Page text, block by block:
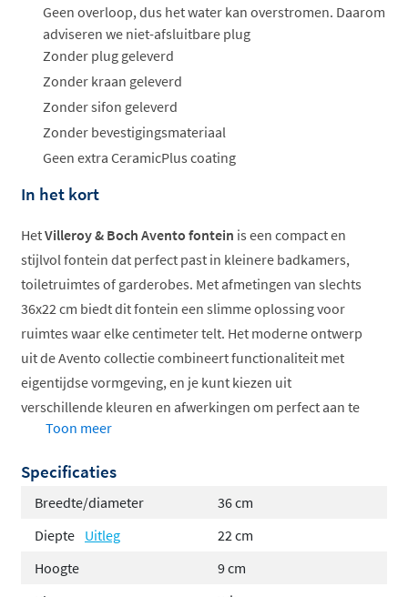
Geen overloop, dus het water kan overstromen. Daarom
adviseren we niet-afsluitbare plug
Zonder plug geleverd
Zonder kraan geleverd
Zonder sifon geleverd
Zonder bevestigingsmateriaal
Geen extra CeramicPlus coating
In het kort
HetVilleroy & Boch Avento fontein is een compact en
stijlvol fontein dat perfect past in kleinere badkamers,
toiletruimtes of garderobes. Met afmetingen van slechts
36x22 cm biedt dit fontein een slimme oplossing voor
ruimtes waar elke centimeter telt. Het moderne ontwerp
uit de Avento collectie combineert functionaliteit met
eigentijdse vormgeving, en je kunt kiezen uit
verschillende kleuren en afwerkingen om perfect aan te
sluiten bij jouw interieur.
Compact formaat 36x22 cm
Wasbak links of rechts verkrijgbaar
Optioneel met CeramicPlus coating
Geschikt voor wandmontage
Toon meer
Specificaties
Breedte/diameter
36 cm
Diepte Uitleg
22 cm
Hoogte
9 cm